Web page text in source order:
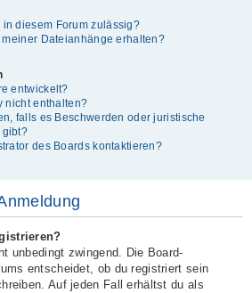
diesem Forum zulässig?
Dateianhänge erhalten?
entwickelt?
nicht enthalten?
falls es Beschwerden oder juristische
gibt?
des Boards kontaktieren?
unbedingt zwingend. Die Board-
entscheidet, ob du registriert sein
Auf jeden Fall erhältst du als